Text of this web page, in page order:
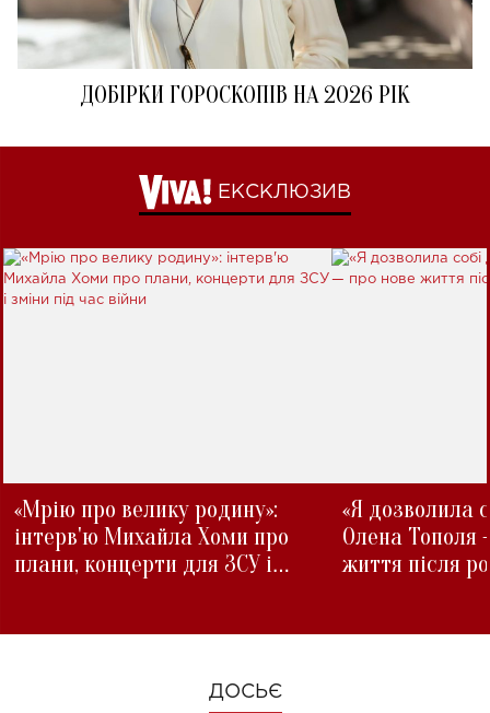
ДОБІРКИ ГОРОСКОПІВ НА 2026 РІК
ЕКСКЛЮЗИВ
«Мрію про велику родину»:
інтерв'ю Михайла Хоми про
плани, концерти для ЗСУ і
«Я дозволила
Олена Тополя
життя після
ДОСЬЄ